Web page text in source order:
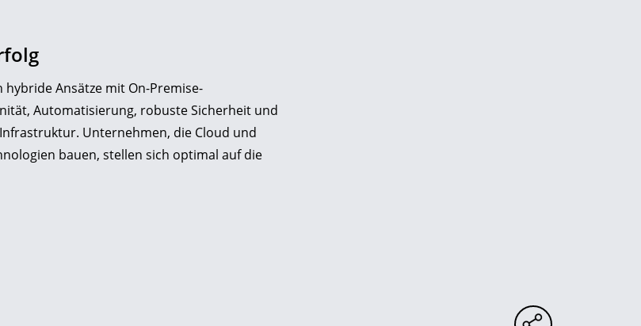
Ansätze mit On-Premise-
Automatisierung, robuste Sicherheit und
Unternehmen, die Cloud und
bauen, stellen sich optimal auf die